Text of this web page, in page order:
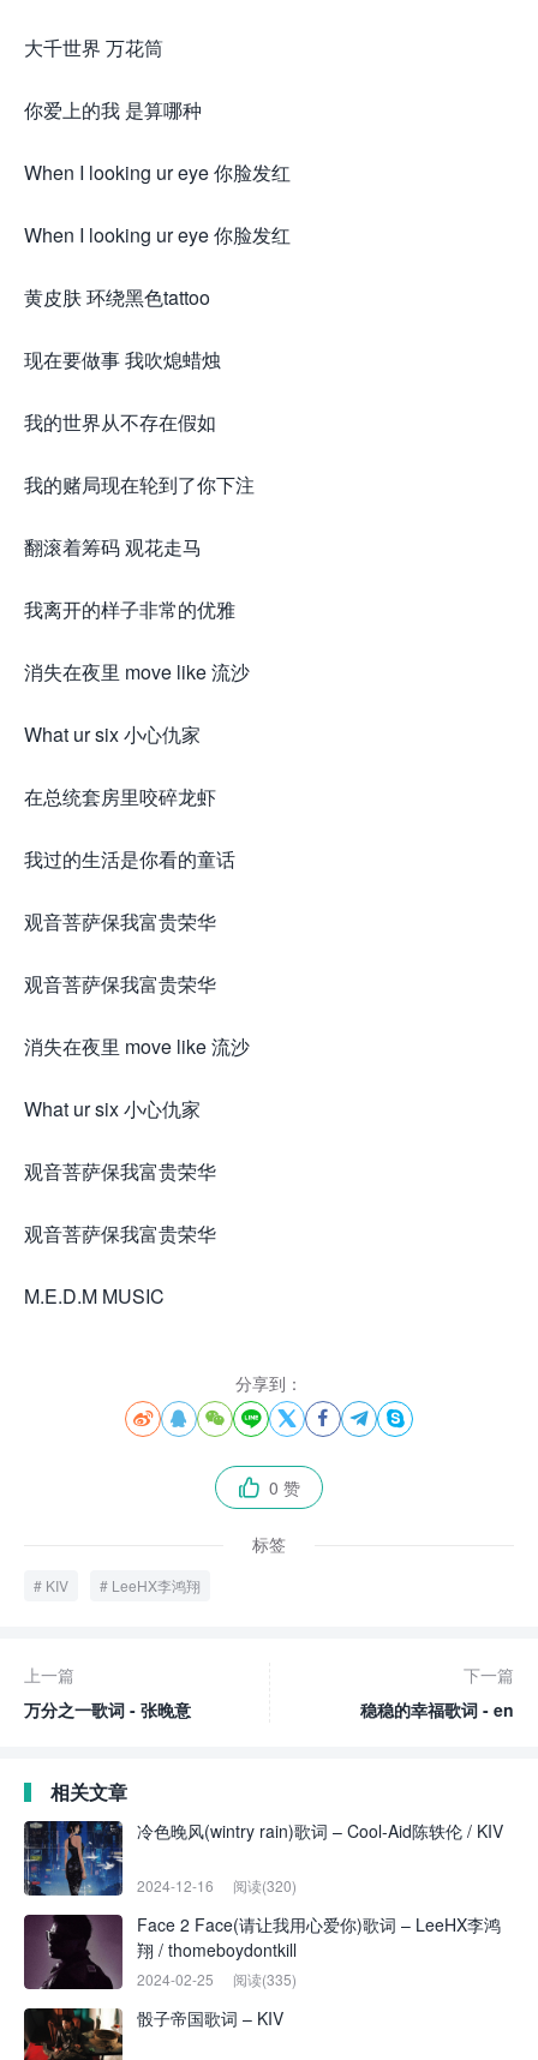
大千世界 万花筒
你爱上的我 是算哪种
When I looking ur eye 你脸发红
When I looking ur eye 你脸发红
黄皮肤 环绕黑色tattoo
现在要做事 我吹熄蜡烛
我的世界从不存在假如
我的赌局现在轮到了你下注
翻滚着筹码 观花走马
我离开的样子非常的优雅
消失在夜里 move like 流沙
What ur six 小心仇家
在总统套房里咬碎龙虾
我过的生活是你看的童话
观音菩萨保我富贵荣华
观音菩萨保我富贵荣华
消失在夜里 move like 流沙
What ur six 小心仇家
观音菩萨保我富贵荣华
观音菩萨保我富贵荣华
M.E.D.M MUSIC
分享到：
       
 0 赞
标签
KIV LeeHX李鸿翔
上一篇
万分之一歌词 - 张晚意
下一篇
稳稳的幸福歌词 - en
相关文章
冷色晚风(wintry rain)歌词 – Cool-Aid陈轶伦 / KIV
2024-12-16 阅读(320)
Face 2 Face(请让我用心爱你)歌词 – LeeHX李鸿
翔 / thomeboydontkill
2024-02-25 阅读(335)
骰子帝国歌词 – KIV